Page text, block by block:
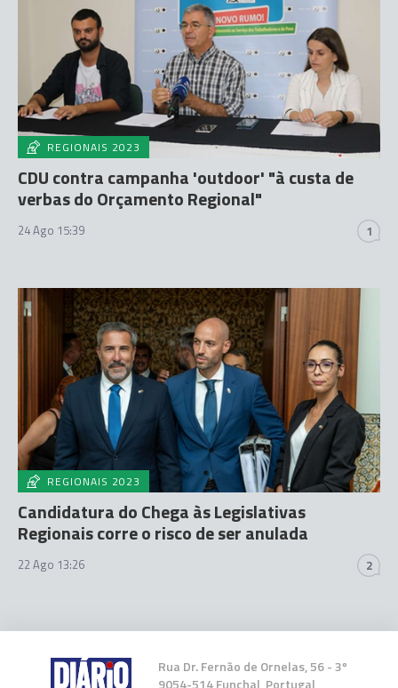
REGIONAIS 2023
CDU contra campanha 'outdoor' "à custa de
verbas do Orçamento Regional"
24 Ago 15:39 1
REGIONAIS 2023
Candidatura do Chega às Legislativas
Regionais corre o risco de ser anulada
22 Ago 13:26 2
Rua Dr. Fernão de Ornelas, 56 - 3º
9054-514 Funchal, Portugal